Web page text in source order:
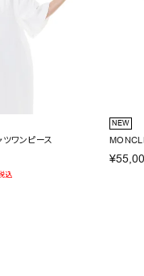
ワンピース
込
NEW
¥